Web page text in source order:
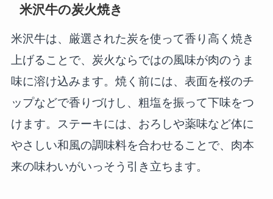
米沢牛の炭火焼き
米沢牛は、厳選された炭を使って香り高く焼き
上げることで、炭火ならではの風味が肉のうま
味に溶け込みます。焼く前には、表面を桜のチ
ップなどで香りづけし、粗塩を振って下味をつ
けます。ステーキには、おろしや薬味など体に
やさしい和風の調味料を合わせることで、肉本
来の味わいがいっそう引き立ちます。